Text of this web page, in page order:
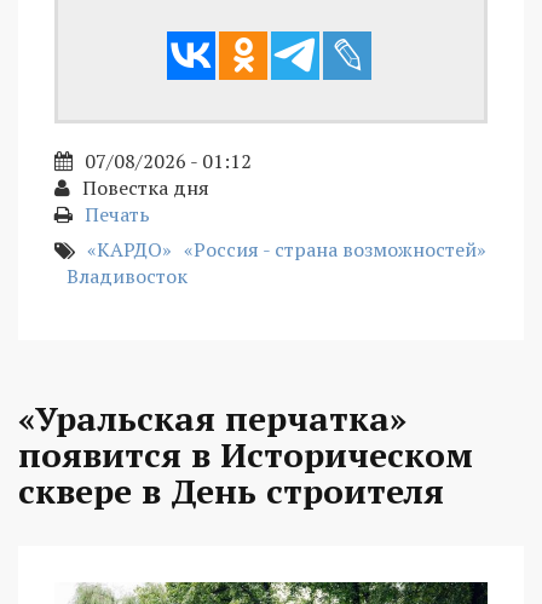
07/08/2026 - 01:12
Повестка дня
Печать
«КАРДО» «Россия - страна возможностей»
Владивосток
«Уральская перчатка»
появится в Историческом
сквере в День строителя